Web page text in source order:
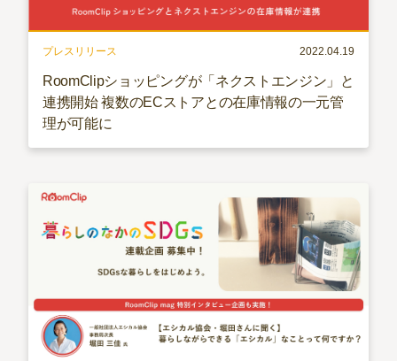
プレスリリース 2022.04.19
RoomClipショッピングが「ネクストエンジン」と
連携開始 複数のECストアとの在庫情報の一元管
理が可能に